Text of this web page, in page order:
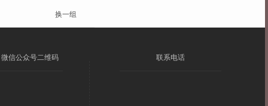
换一组
微信公众号二维码 联系电话